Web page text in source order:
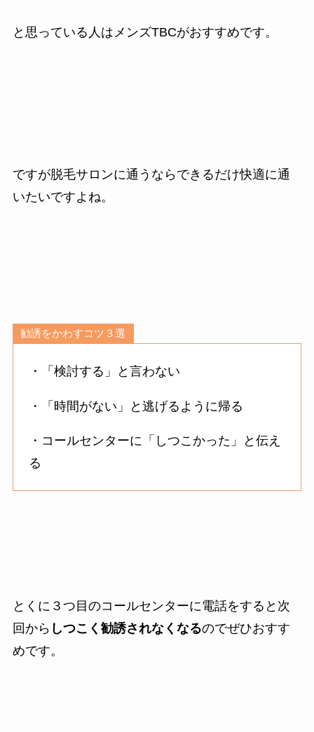
と思っている人はメンズTBCがおすすめです。
ですが脱毛サロンに通うならできるだけ快適に通
いたいですよね。
勧誘をかわすコツ３選
・「検討する」と言わない
・「時間がない」と逃げるように帰る
・コールセンターに「しつこかった」と伝え
る
とくに３つ目のコールセンターに電話をすると次
回から しつこく勧誘されなくなるのでぜひおすす
めです。